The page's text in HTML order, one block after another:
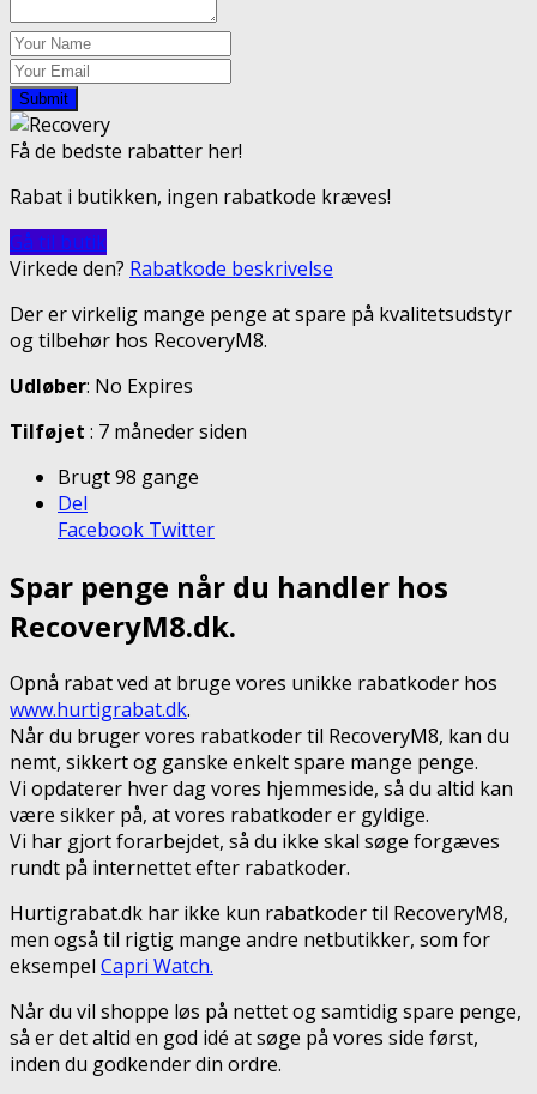
Submit
Få de bedste rabatter her!
Rabat i butikken, ingen rabatkode kræves!
Gå til butik
Virkede den? Rabatkode beskrivelse
Der er virkelig mange penge at spare på kvalitetsudstyr
og tilbehør hos RecoveryM8.
Udløber: No Expires
Tilføjet : 7 måneder siden
Brugt 98 gange
Del
Facebook Twitter
Spar penge når du handler hos
RecoveryM8.dk.
Opnå rabat ved at bruge vores unikke rabatkoder hos
www.hurtigrabat.dk.
Når du bruger vores rabatkoder til RecoveryM8, kan du
nemt, sikkert og ganske enkelt spare mange penge.
Vi opdaterer hver dag vores hjemmeside, så du altid kan
være sikker på, at vores rabatkoder er gyldige.
Vi har gjort forarbejdet, så du ikke skal søge forgæves
rundt på internettet efter rabatkoder.
Hurtigrabat.dk har ikke kun rabatkoder til RecoveryM8,
men også til rigtig mange andre netbutikker, som for
eksempel Capri Watch.
Når du vil shoppe løs på nettet og samtidig spare penge,
så er det altid en god idé at søge på vores side først,
inden du godkender din ordre.